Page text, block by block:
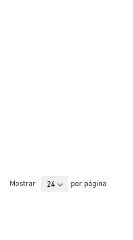
Mostrar por página